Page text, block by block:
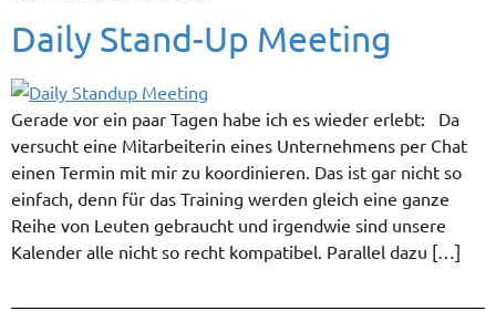
Daily Stand-Up Meeting
Gerade vor ein paar Tagen habe ich es wieder erlebt: Da
versucht eine Mitarbeiterin eines Unternehmens per Chat
einen Termin mit mir zu koordinieren. Das ist gar nicht so
einfach, denn für das Training werden gleich eine ganze
Reihe von Leuten gebraucht und irgendwie sind unsere
Kalender alle nicht so recht kompatibel. Parallel dazu […]